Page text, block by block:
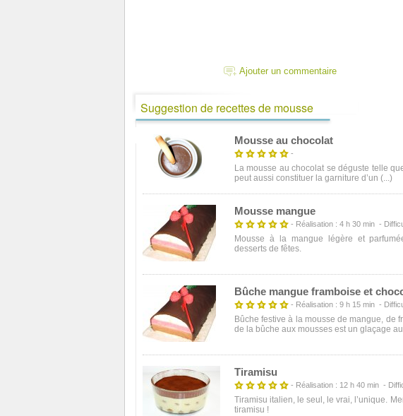
Ajouter un commentaire
Suggestion de recettes de mousse
Mousse au chocolat
-
La mousse au chocolat se déguste telle
peut aussi constituer la garniture d’un (...)
Mousse mangue
- Réalisation : 4 h 30 min -
Mousse à la mangue légère et
desserts de fêtes.
Bûche mangue framboise et
- Réalisation : 9 h 15 min -
Bûche festive à la mousse de mangue, de
de la bûche aux mousses est un glaçage
Tiramisu
- Réalisation : 12 h 40 min -
Tiramisu italien, le seul, le vrai, l’unique.
tiramisu !